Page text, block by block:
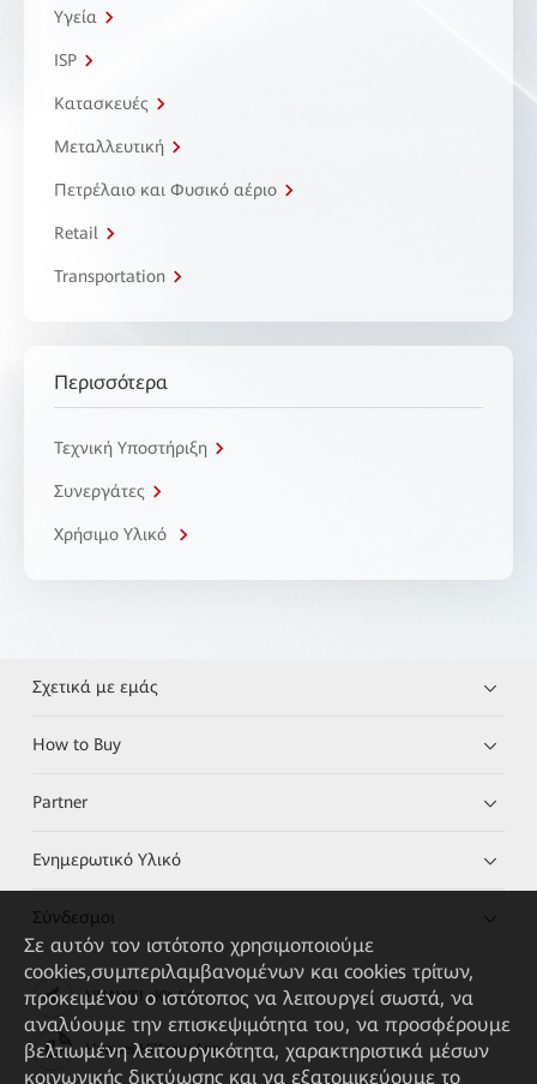
Υγεία
ISP
Κατασκευές
Μεταλλευτική
Πετρέλαιο και Φυσικό αέριο
Retail
Transportation
Περισσότερα
Τεχνική Υποστήριξη
Συνεργάτες
Χρήσιμο Υλικό
Σχετικά με εμάς
How to Buy
Partner
Ενημερωτικό Υλικό
Σύνδεσμοι
HUAWEI eKit App
Huawei HiKnow App
Σε αυτόν τον ιστότοπο χρησιμοποιούμε
cookies,συμπεριλαμβανομένων και cookies τρίτων,
προκειμένου ο ιστότοπος να λειτουργεί σωστά, να
αναλύουμε την επισκεψιμότητα του, να προσφέρουμε
βελτιωμένη λειτουργικότητα, χαρακτηριστικά μέσων
κοινωνικής δικτύωσης και να εξατομικεύουμε το